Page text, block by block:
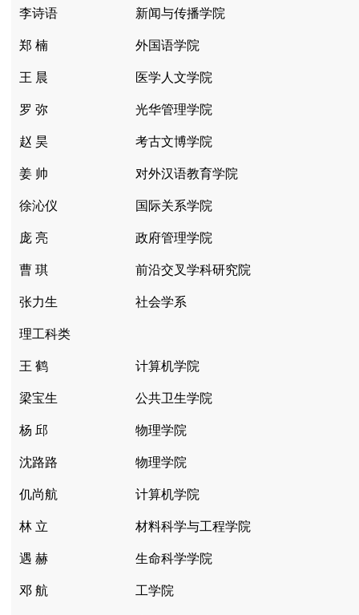
李诗语 新闻与传播学院
郑 楠 外国语学院
王 晨 医学人文学院
罗 弥 光华管理学院
赵 昊 考古文博学院
姜 帅 对外汉语教育学院
徐沁仪 国际关系学院
庞 亮 政府管理学院
曹 琪 前沿交叉学科研究院
张力生 社会学系
理工科类
王 鹤 计算机学院
梁宝生 公共卫生学院
杨 邱 物理学院
沈路路 物理学院
仉尚航 计算机学院
林 立 材料科学与工程学院
遇 赫 生命科学学院
邓 航 工学院